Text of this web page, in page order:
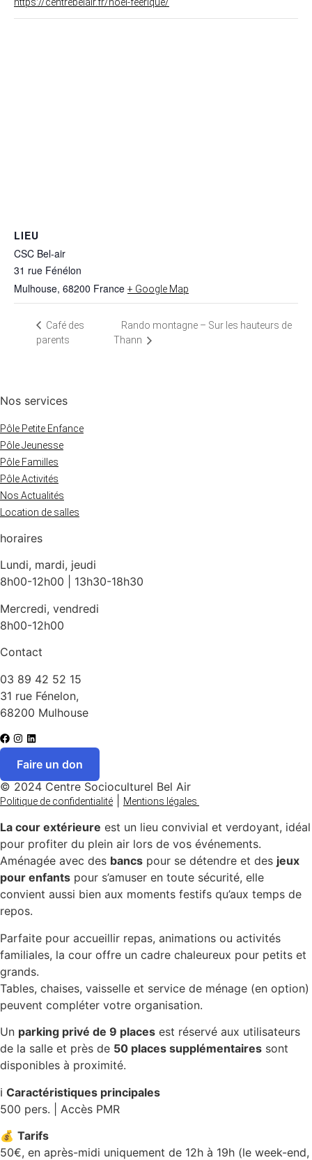
https://centrebelair.fr/noel-feerique/
LIEU
CSC Bel-air
31 rue Fénélon
Mulhouse, 68200 France + Google Map
Café des
parents
Rando montagne – Sur les hauteurs de
Thann
Nos services
Pôle Petite Enfance
Pôle Jeunesse
Pôle Familles
Pôle Activités
Nos Actualités
Location de salles
horaires
Lundi, mardi, jeudi
8h00-12h00 | 13h30-18h30
Mercredi, vendredi
8h00-12h00
Contact
03 89 42 52 15
31 rue Fénelon,
68200 Mulhouse
Faire un don
© 2024 Centre Socioculturel Bel Air
Politique de confidentialité Mentions légales
La cour extérieure est un lieu convivial et verdoyant, idéal
pour profiter du plein air lors de vos événements.
Aménagée avec des bancs pour se détendre et des jeux
pour enfants pour s’amuser en toute sécurité, elle
convient aussi bien aux moments festifs qu’aux temps de
repos.
Parfaite pour accueillir repas, animations ou activités
familiales, la cour offre un cadre chaleureux pour petits et
grands.
Tables, chaises, vaisselle et service de ménage (en option)
peuvent compléter votre organisation.
Un parking privé de 9 places est réservé aux utilisateurs
de la salle et près de 50 places supplémentaires sont
disponibles à proximité.
ℹ️ Caractéristiques principales
500 pers. | Accès PMR
💰 Tarifs
50€, en après-midi uniquement de 12h à 19h (le week-end,